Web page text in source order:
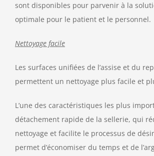
sont disponibles pour parvenir à la
optimale pour le patient et le personnel.
Nettoyage facile
Les surfaces unifiées de l’assise et du
permettent un nettoyage plus facile et
L’une des caractéristiques les plus
détachement rapide de la sellerie, qui
nettoyage et facilite le processus de
permet d’économiser du temps et de